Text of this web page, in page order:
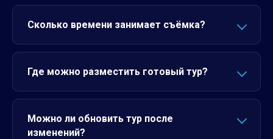
Сколько времени занимает съёмка?
Где можно разместить готовый тур?
Можно ли обновить тур после
изменений?